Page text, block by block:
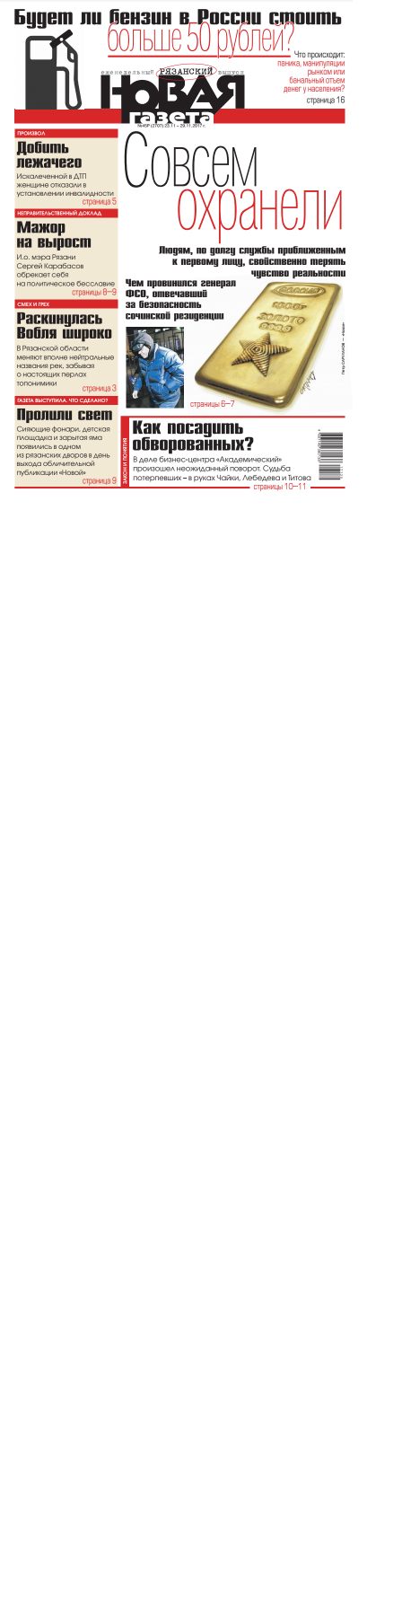
Перейти к основному содержанию